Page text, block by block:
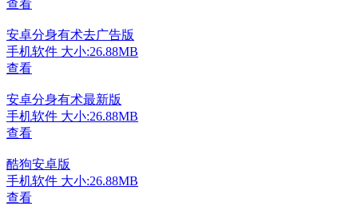
查看
安卓分身有术去广告版
手机软件 大小:26.88MB
查看
安卓分身有术最新版
手机软件 大小:26.88MB
查看
酷狗安卓版
手机软件 大小:26.88MB
查看